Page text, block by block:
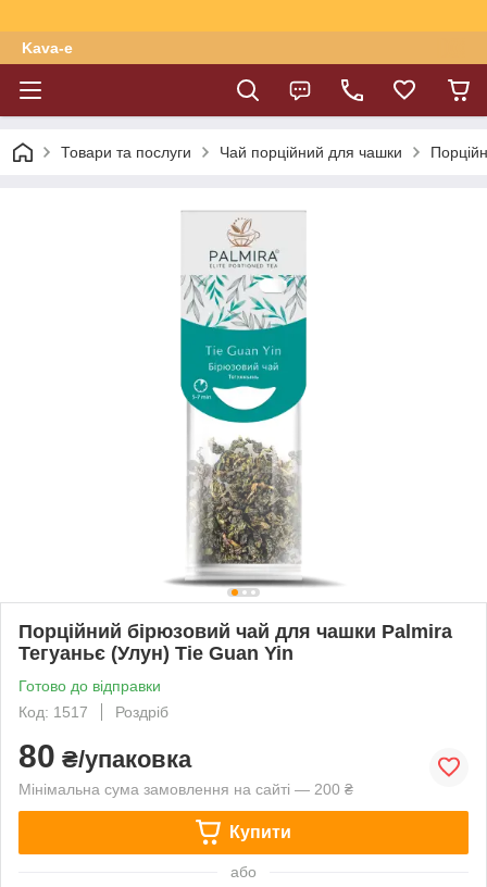
Kava-e
Товари та послуги Чай порційний для чашки
Порційний бірюзовий чай для чашки Palmira
Тегуаньє (Улун) Tie Guan Yin
Готово до відправки
Код: 1517
Роздріб
80 ₴/упаковка
Мінімальна сума замовлення на сайті — 200 ₴
Купити
або